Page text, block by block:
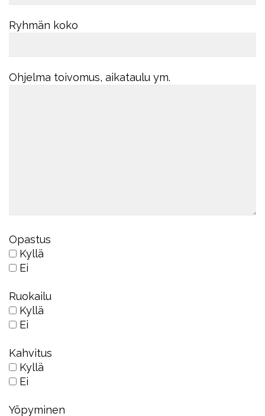
Ryhmän koko
Ohjelma toivomus, aikataulu ym.
Opastus
Kyllä
Ei
Ruokailu
Kyllä
Ei
Kahvitus
Kyllä
Ei
Yöpyminen